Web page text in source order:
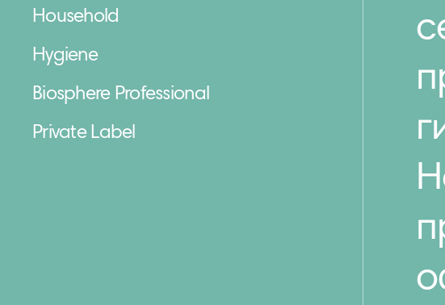
Household
Hygiene
Biosphere Professional
Private Label